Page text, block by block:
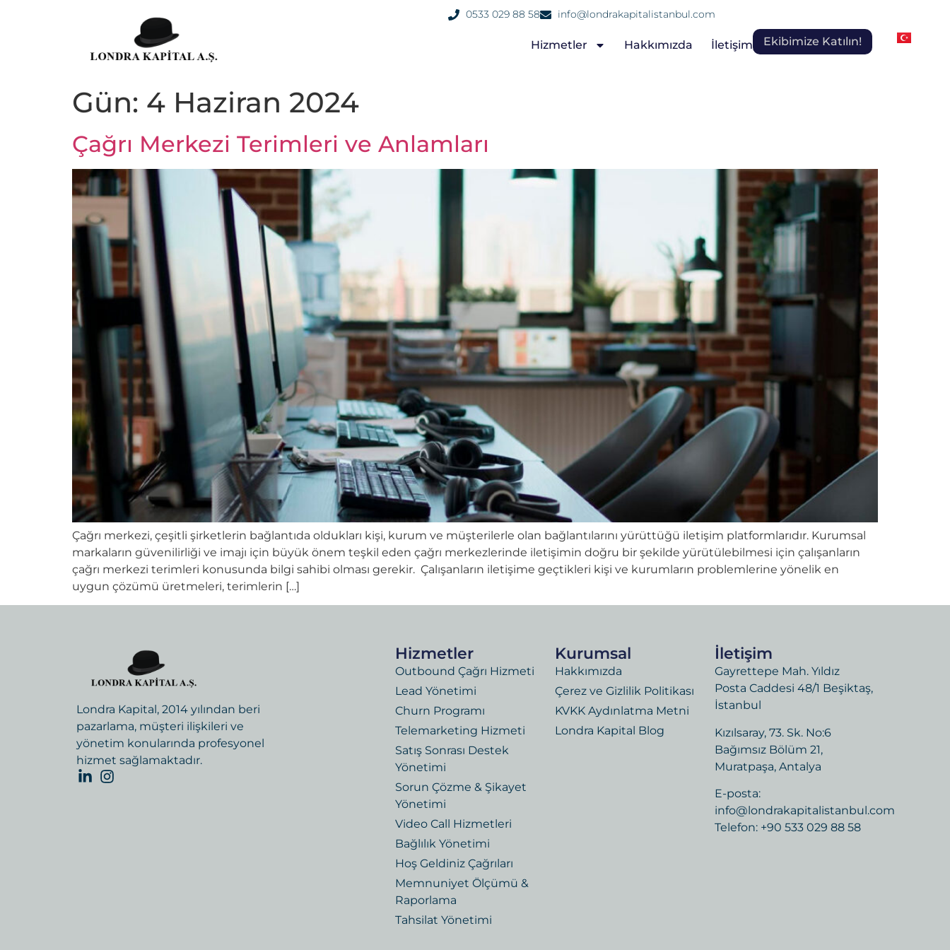
0533 029 88 58 info@londrakapitalistanbul.com
Hizmetler Hakkımızda İletişim Ekibimize Katılın!
Gün: 4 Haziran 2024
Çağrı Merkezi Terimleri ve Anlamları
Çağrı merkezi, çeşitli şirketlerin bağlantıda oldukları kişi, kurum ve müşterilerle olan bağlantılarını yürüttüğü iletişim platformlarıdır. Kurumsal
markaların güvenilirliği ve imajı için büyük önem teşkil eden çağrı merkezlerinde iletişimin doğru bir şekilde yürütülebilmesi için çalışanların
çağrı merkezi terimleri konusunda bilgi sahibi olması gerekir. Çalışanların iletişime geçtikleri kişi ve kurumların problemlerine yönelik en
uygun çözümü üretmeleri, terimlerin […]
Londra Kapital, 2014 yılından beri
pazarlama, müşteri ilişkileri ve
yönetim konularında profesyonel
hizmet sağlamaktadır.
Hizmetler
Outbound Çağrı Hizmeti
Lead Yönetimi
Churn Programı
Telemarketing Hizmeti
Satış Sonrası Destek
Yönetimi
Sorun Çözme & Şikayet
Yönetimi
Video Call Hizmetleri
Bağlılık Yönetimi
Hoş Geldiniz Çağrıları
Memnuniyet Ölçümü &
Raporlama
Tahsilat Yönetimi
Kurumsal
Hakkımızda
Çerez ve Gizlilik Politikası
KVKK Aydınlatma Metni
Londra Kapital Blog
İletişim
Gayrettepe Mah. Yıldız
Posta Caddesi 48/1 Beşiktaş,
İstanbul
Kızılsaray, 73. Sk. No:6
Bağımsız Bölüm 21,
Muratpaşa, Antalya
E-posta:
info@londrakapitalistanbul.com
Telefon: +90 533 029 88 58